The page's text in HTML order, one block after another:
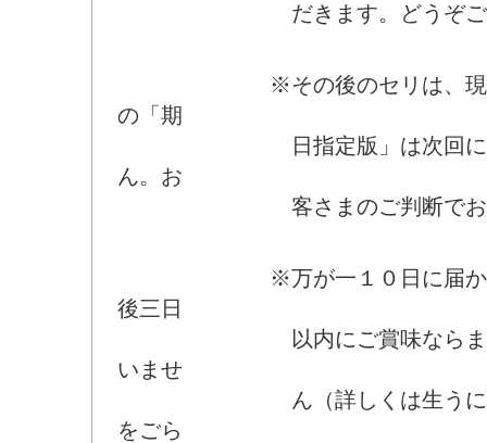
だきます。どうぞご了
※その後のセリは、現時点
の「期
日指定版」は次回にご注
ん。お
客さまのご判断でお願い
※万が一１０日に届かない
後三日
以内にご賞味ならまった
いませ
ん（詳しくは生うに容器
をごら